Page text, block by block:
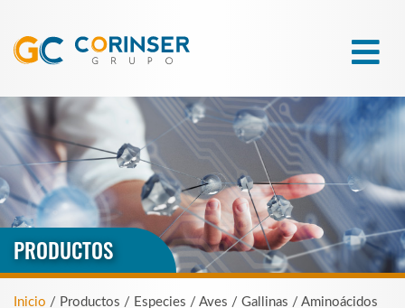
PRODUCTOS
Inicio / Productos / Especies / Aves / Gallinas / Aminoácidos